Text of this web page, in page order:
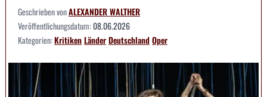
Geschrieben vonALEXANDER WALTHER
Veröffentlichungsdatum:08.06.2026
Kategorien:KritikenLänderDeutschlandOper